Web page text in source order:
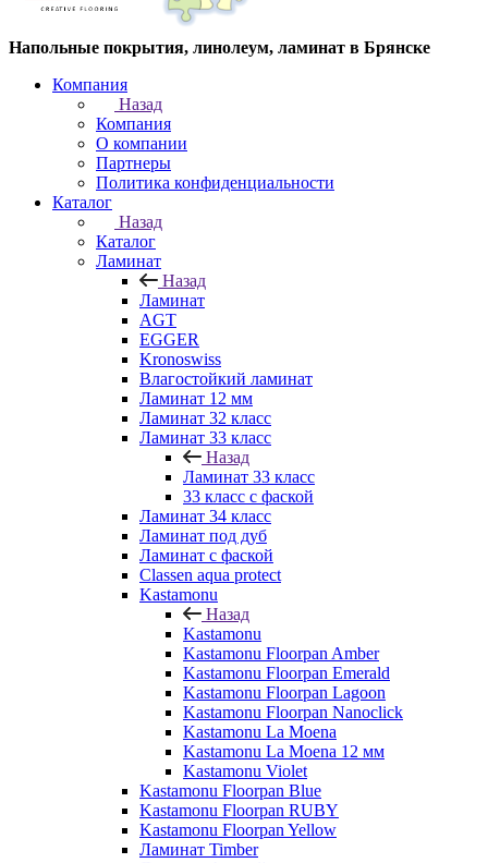
Напольные покрытия, линолеум, ламинат в Брянске
Компания
Назад
Компания
О компании
Партнеры
Политика конфиденциальности
Каталог
Назад
Каталог
Ламинат
Назад
Ламинат
AGT
EGGER
Kronoswiss
Влагостойкий ламинат
Ламинат 12 мм
Ламинат 32 класс
Ламинат 33 класс
Назад
Ламинат 33 класс
33 класс с фаской
Ламинат 34 класс
Ламинат под дуб
Ламинат с фаской
Classen aqua protect
Kastamonu
Назад
Kastamonu
Kastamonu Floorpan Amber
Kastamonu Floorpan Emerald
Kastamonu Floorpan Lagoon
Kastamonu Floorpan Nanoclick
Kastamonu La Moena
Kastamonu La Moena 12 мм
Kastamonu Violet
Kastamonu Floorpan Blue
Kastamonu Floorpan RUBY
Kastamonu Floorpan Yellow
Ламинат Timber